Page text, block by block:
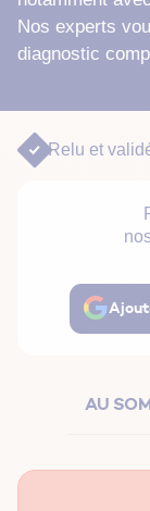
Nos experts
diagnostic
Relu et
AU